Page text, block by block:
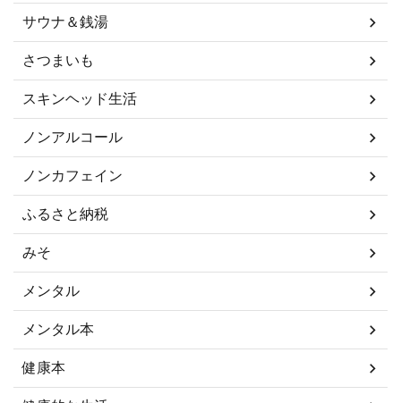
サウナ＆銭湯
さつまいも
スキンヘッド生活
ノンアルコール
ノンカフェイン
ふるさと納税
みそ
メンタル
メンタル本
健康本